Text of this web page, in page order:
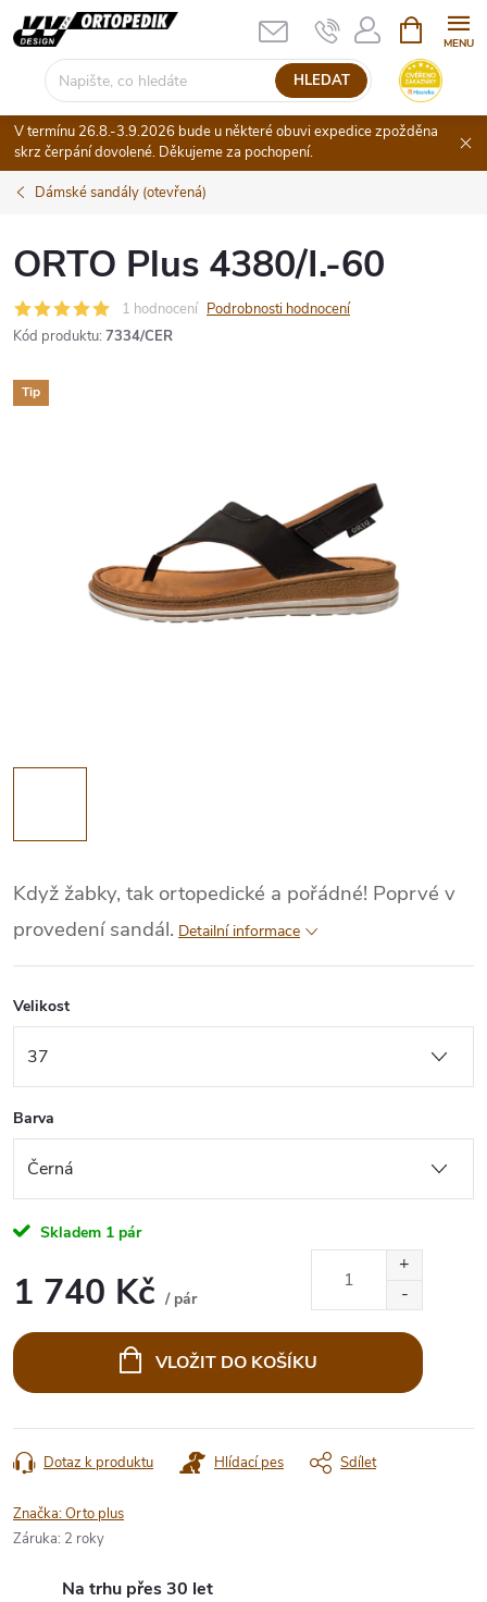
Přejít
na
HLEDAT
NÁKUPNÍ
KOŠÍK
V termínu 26.8.-3.9.2026 bude u některé obuvi expedice zpožděna
skrz čerpání dovolené. Děkujeme za pochopení.
Dámské sandály (otevřená)
ORTO Plus 4380/I.-60
1 hodnocení Podrobnosti hodnocení
Kód produktu: 7334/CER
Tip
Když žabky, tak ortopedické a pořádné! Poprvé v
provedení sandál. Detailní informace
Velikost
Barva
Skladem 1 pár
1 740 Kč / pár
cena:
VLOŽIT DO KOŠÍKU
Dotaz k produktu Hlídací pes Sdílet
Značka:Orto plus
Záruka: 2 roky
Na trhu přes 30 let